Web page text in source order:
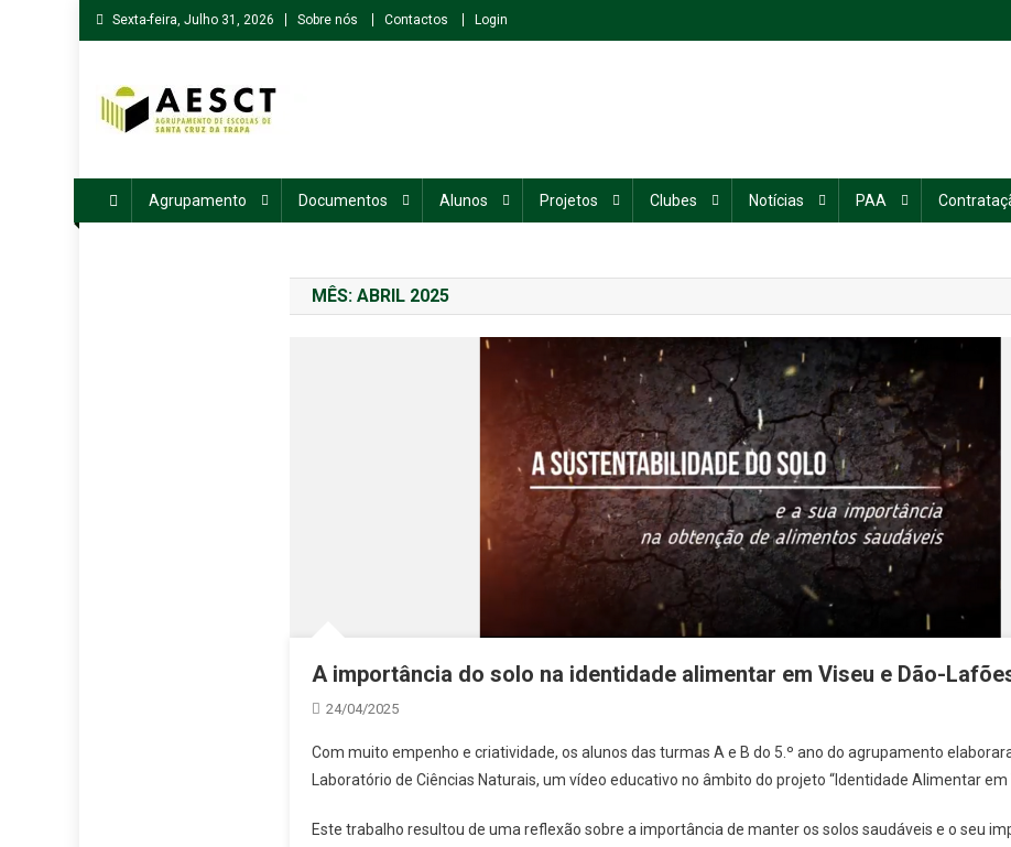
Skip
to
Sexta-feira, Julho 31, 2026 Sobre nós Contactos Login
Agrupamento Documentos Alunos Projetos Clubes Notícias PAA
MÊS: ABRIL 2025
A importância do solo na identidade alimentar em Viseu e Dão-
24/04/2025
Com muito empenho e criatividade, os alunos das turmas A e B do 5.º ano do agrupamento
Laboratório de Ciências Naturais, um vídeo educativo no âmbito do projeto “Identidade Alimentar em
Este trabalho resultou de uma reflexão sobre a importância de manter os solos saudáveis e o seu